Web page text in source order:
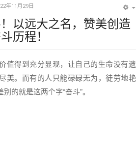
年11月29日
以远大之名，赞美创造
历程！
值得到充分显现，让自己的生命没有遗
美。而有的人只能碌碌无为，徒劳地艳
的就是这两个字“奋斗”。